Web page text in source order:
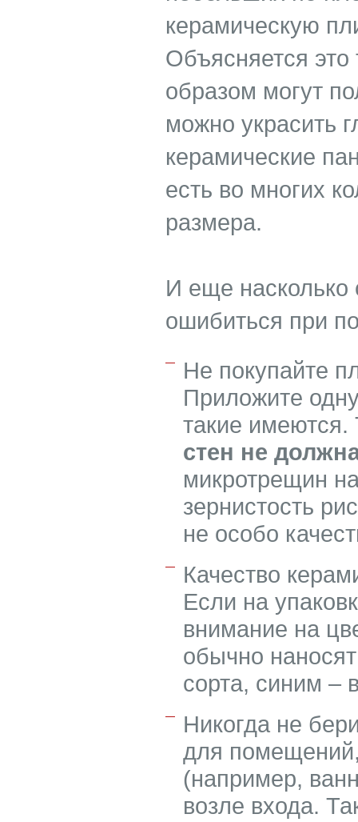
керамическую
Объясняется это
образом могут
можно украсить
керамические
есть во многих
размера.
И еще насколько
ошибиться при
Не покупайте
Приложите
такие
стен не
микротрещин
зернистость
не особо
Качество
Если на
внимание на
обычно
сорта, синим –
Никогда не
для
(например,
возле входа.